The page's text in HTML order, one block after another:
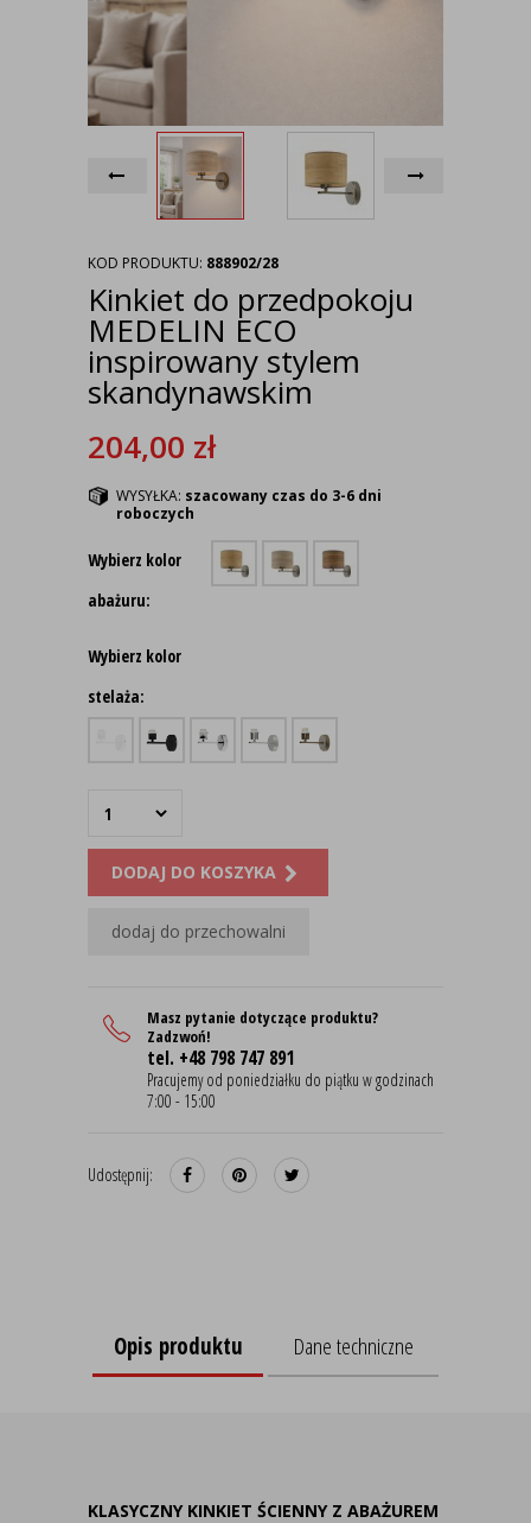
KOD PRODUKTU: 888902/28
Kinkiet do przedpokoju
MEDELIN ECO
inspirowany stylem
skandynawskim
204,00 zł
WYSYŁKA: szacowany czas do 3-6 dni
roboczych
Wybierz kolor
abażuru:
Wybierz kolor
stelaża:
DODAJ DO KOSZYKA
dodaj do przechowalni
Masz pytanie dotyczące produktu?
Zadzwoń!
tel. +48 798 747 891
Pracujemy od poniedziałku do piątku w godzinach
7:00 - 15:00
Udostępnij:
Opis produktu Dane techniczne
KLASYCZNY KINKIET ŚCIENNY Z ABAŻUREM